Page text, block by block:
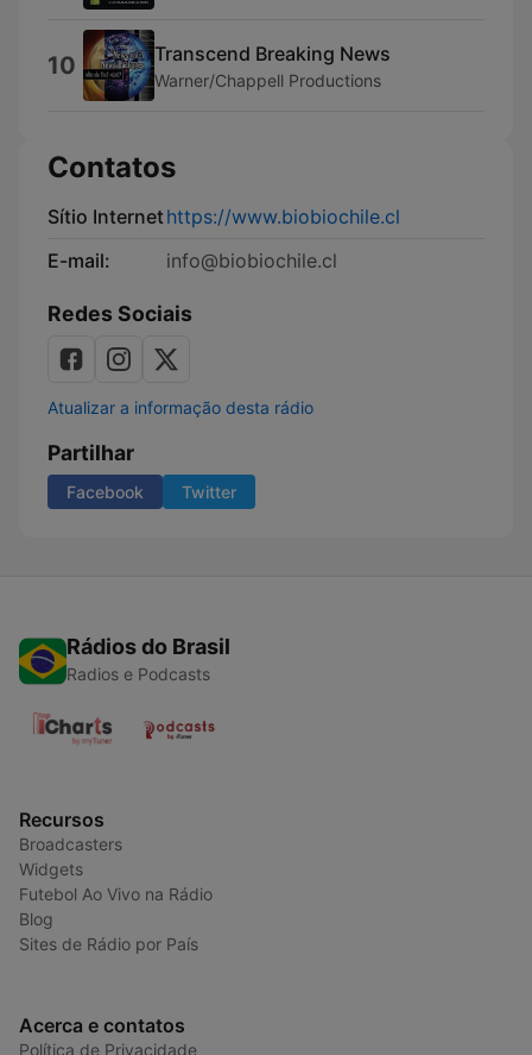
10 Transcend Breaking News
Warner/Chappell Productions
Contatos
Sítio Internethttps://www.biobiochile.cl
E-mail:
info@biobiochile.cl
Redes Sociais
Atualizar a informação desta rádio
Partilhar
Facebook Twitter
Rádios do Brasil
Radios e Podcasts
Recursos
Broadcasters
Widgets
Futebol Ao Vivo na Rádio
Blog
Sites de Rádio por País
Acerca e contatos
Política de Privacidade